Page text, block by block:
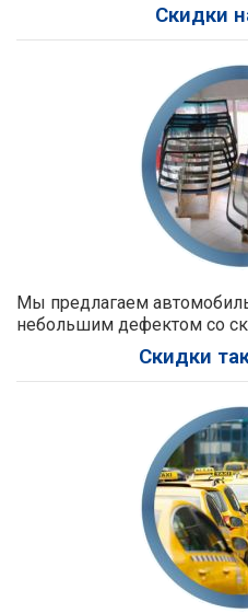
Скидки
Мы предлагаем
небольшим дефектом со
Скидки